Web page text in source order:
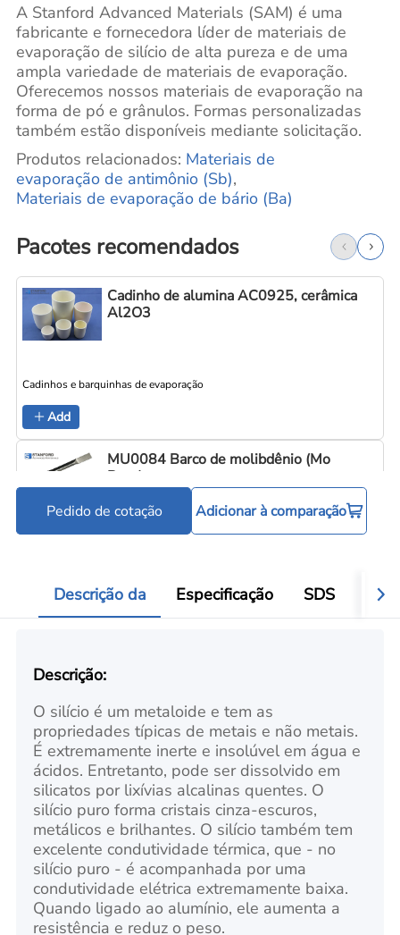
A Stanford Advanced Materials (SAM) é uma
fabricante e fornecedora líder de materiais de
evaporação de silício de alta pureza e de uma
ampla variedade de materiais de evaporação.
Oferecemos nossos materiais de evaporação na
forma de pó e grânulos. Formas personalizadas
também estão disponíveis mediante solicitação.
Produtos relacionados: Materiais de
evaporação de antimônio (Sb),
Materiais de evaporação de bário (Ba)
Pacotes recomendados
Cadinho de alumina AC0925, cerâmica
Al2O3
Cadinhos e barquinhas de evaporação
Add
MU0084 Barco de molibdênio (Mo
Boat)
Pedido de cotação Adicionar à comparação
Descrição da Especificação SDS
Descrição:
O silício é um metaloide e tem as
propriedades típicas de metais e não metais.
É extremamente inerte e insolúvel em água e
ácidos. Entretanto, pode ser dissolvido em
silicatos por lixívias alcalinas quentes. O
silício puro forma cristais cinza-escuros,
metálicos e brilhantes. O silício também tem
excelente condutividade térmica, que - no
silício puro - é acompanhada por uma
condutividade elétrica extremamente baixa.
Quando ligado ao alumínio, ele aumenta a
resistência e reduz o peso.